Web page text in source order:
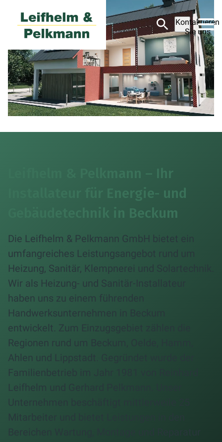
Kontaktieren
Sie uns
Leifhelm & Pelkmann – Ihr
Installateur für Energie- und
Gebäudetechnik in Beckum
Die Leifhelm & Pelkmann GmbH bietet ein
umfangreiches Leistungsangebot rund um
Heizung, Sanitär, Klempnerei und Solartechnik.
Wir als Heizung- und Sanitär-Installateur
haben uns zu einem führenden
Handwerksunternehmen in Beckum
entwickelt. Zum Einzugsgebiet zählen die
Regionen rund um Beckum, Oelde, Hamm,
Ahlen und Lippstadt. Gegründet wurde der
Familienbetrieb im Jahr 1981 von Reinhard
Leifhelm und Gerhard Pelkmann. Unser
Unternehmen beschäftigt mittlerweile 25
Mitarbeiter und bietet Leistungen in den
Bereichen Wartung, Montage und Reparatur